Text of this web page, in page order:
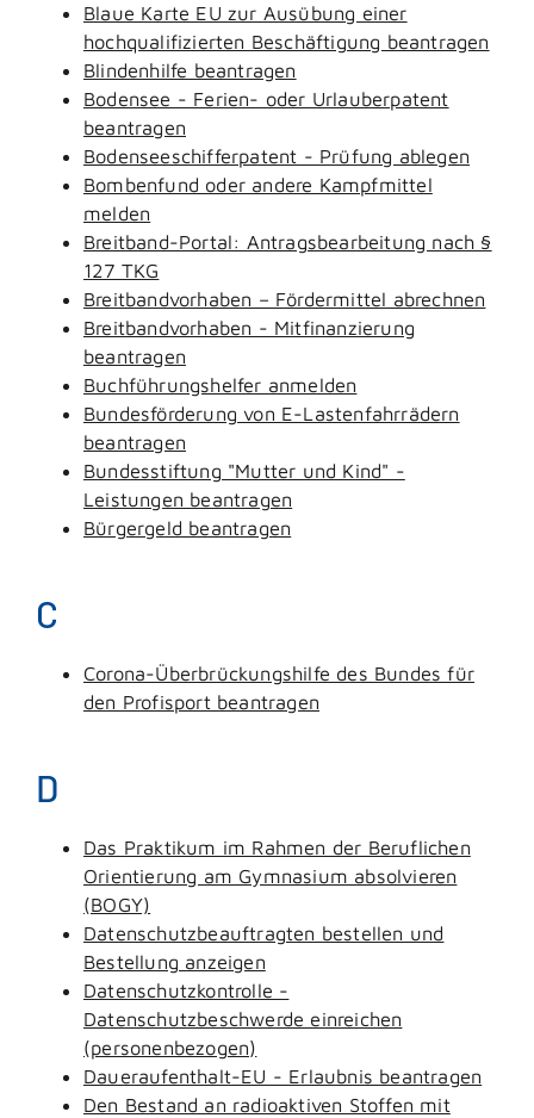
Blaue Karte EU zur Ausübung einer
hochqualifizierten Beschäftigung beantragen
Blindenhilfe beantragen
Bodensee - Ferien- oder Urlauberpatent
beantragen
Bodenseeschifferpatent - Prüfung ablegen
Bombenfund oder andere Kampfmittel
melden
Breitband-Portal: Antragsbearbeitung nach §
127 TKG
Breitbandvorhaben – Fördermittel abrechnen
Breitbandvorhaben - Mitfinanzierung
beantragen
Buchführungshelfer anmelden
Bundesförderung von E-Lastenfahrrädern
beantragen
Bundesstiftung "Mutter und Kind" -
Leistungen beantragen
Bürgergeld beantragen
C
Corona-Überbrückungshilfe des Bundes für
den Profisport beantragen
D
Das Praktikum im Rahmen der Beruflichen
Orientierung am Gymnasium absolvieren
(BOGY)
Datenschutzbeauftragten bestellen und
Bestellung anzeigen
Datenschutzkontrolle -
Datenschutzbeschwerde einreichen
(personenbezogen)
Daueraufenthalt-EU - Erlaubnis beantragen
Den Bestand an radioaktiven Stoffen mit